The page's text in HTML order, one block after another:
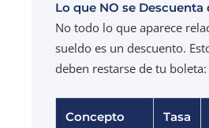
Lo que NO se Descuenta
No todo lo que aparece
sueldo es un descuento.
deben restarse de tu boleta:
Concepto Tasa